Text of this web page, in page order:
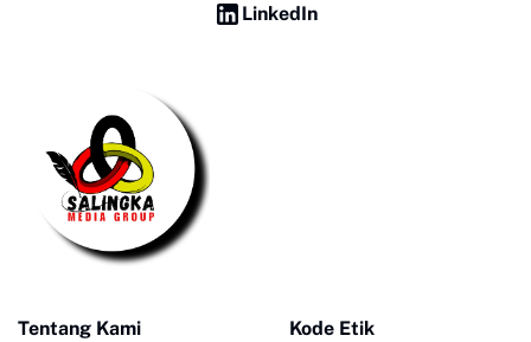
LinkedIn
Tentang Kami Kode Etik